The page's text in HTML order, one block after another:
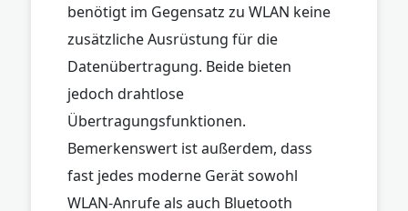
benötigt im Gegensatz zu WLAN keine
zusätzliche Ausrüstung für die
Datenübertragung. Beide bieten
jedoch drahtlose
Übertragungsfunktionen.
Bemerkenswert ist außerdem, dass
fast jedes moderne Gerät sowohl
WLAN-Anrufe als auch Bluetooth